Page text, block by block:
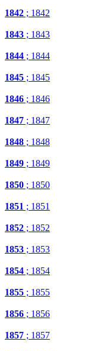
1842 ; 1842
1843 ; 1843
1844 ; 1844
1845 ; 1845
1846 ; 1846
1847 ; 1847
1848 ; 1848
1849 ; 1849
1850 ; 1850
1851 ; 1851
1852 ; 1852
1853 ; 1853
1854 ; 1854
1855 ; 1855
1856 ; 1856
1857 ; 1857